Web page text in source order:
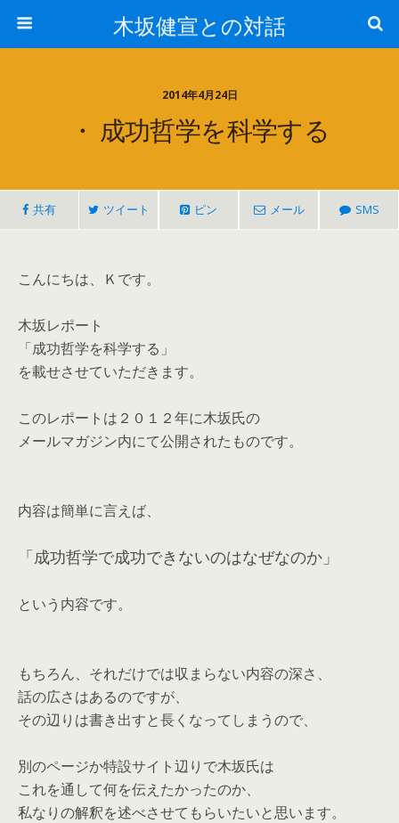
木坂健宣との対話
2014年4月24日
・ 成功哲学を科学する
共有 ツイート ピン メール SMS
こんにちは、Ｋです。
木坂レポート
「成功哲学を科学する」
を載せさせていただきます。
このレポートは２０１２年に木坂氏の
メールマガジン内にて公開されたものです。
内容は簡単に言えば、
「成功哲学で成功できないのはなぜなのか」
という内容です。
もちろん、それだけでは収まらない内容の深さ、
話の広さはあるのですが、
その辺りは書き出すと長くなってしまうので、
別のページか特設サイト辺りで木坂氏は
これを通して何を伝えたかったのか、
私なりの解釈を述べさせてもらいたいと思います。